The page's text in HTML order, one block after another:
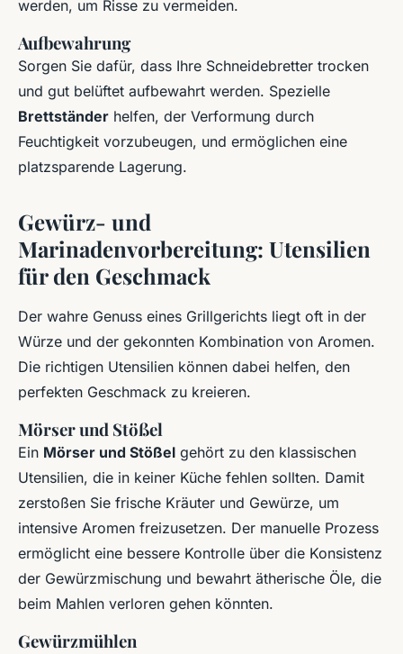
werden, um Risse zu vermeiden.
Aufbewahrung
Sorgen Sie dafür, dass Ihre Schneidebretter trocken
und gut belüftet aufbewahrt werden. Spezielle
Brettständer helfen, der Verformung durch
Feuchtigkeit vorzubeugen, und ermöglichen eine
platzsparende Lagerung.
Gewürz- und
Marinadenvorbereitung: Utensilien
für den Geschmack
Der wahre Genuss eines Grillgerichts liegt oft in der
Würze und der gekonnten Kombination von Aromen.
Die richtigen Utensilien können dabei helfen, den
perfekten Geschmack zu kreieren.
Mörser und Stößel
Ein Mörser und Stößel gehört zu den klassischen
Utensilien, die in keiner Küche fehlen sollten. Damit
zerstoßen Sie frische Kräuter und Gewürze, um
intensive Aromen freizusetzen. Der manuelle Prozess
ermöglicht eine bessere Kontrolle über die Konsistenz
der Gewürzmischung und bewahrt ätherische Öle, die
beim Mahlen verloren gehen könnten.
Gewürzmühlen